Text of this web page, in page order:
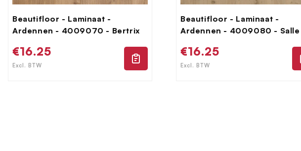
Beautifloor - Laminaat -
Ardennen - 4009070 - Bertrix
Normale
prijs
€16.25
Excl. BTW
Beautifloor - Laminaat -
Ardennen - 4009080 - Salle
Normale
prijs
€16.25
Excl. BTW